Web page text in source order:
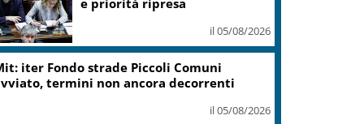
il 05/08/2026
iter Fondo strade Piccoli Comuni
termini non ancora decorrenti
il 05/08/2026